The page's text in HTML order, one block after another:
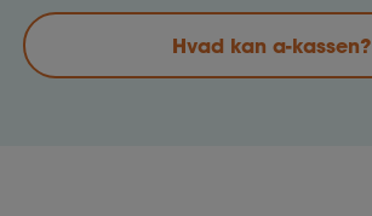
Hvad kan a-kassen?